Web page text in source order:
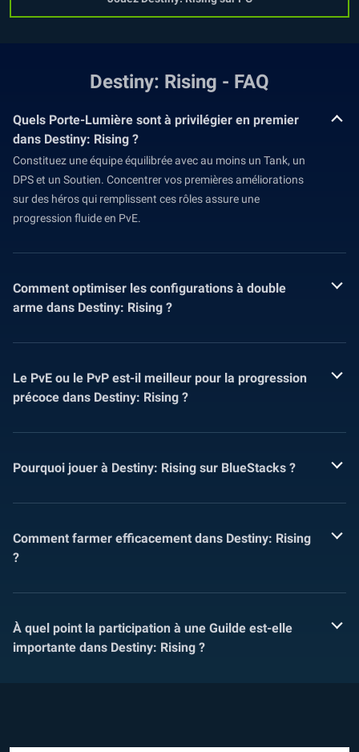
Destiny: Rising - FAQ
Quels Porte-Lumière sont à privilégier en premier
dans Destiny: Rising ?
Constituez une équipe équilibrée avec au moins un Tank, un
DPS et un Soutien. Concentrer vos premières améliorations
sur des héros qui remplissent ces rôles assure une
progression fluide en PvE.
Comment optimiser les configurations à double
arme dans Destiny: Rising ?
Le PvE ou le PvP est-il meilleur pour la progression
précoce dans Destiny: Rising ?
Pourquoi jouer à Destiny: Rising sur BlueStacks ?
Comment farmer efficacement dans Destiny: Rising
?
À quel point la participation à une Guilde est-elle
importante dans Destiny: Rising ?